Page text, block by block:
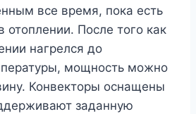
все время, пока есть
отоплении. После того как
нагрелся до
мощность можно
Конвекторы оснащены
заданную